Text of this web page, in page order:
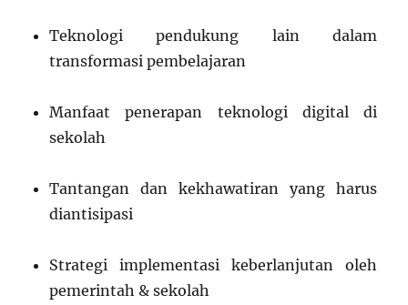
Teknologi pendukung lain dalam
transformasi pembelajaran
Manfaat penerapan teknologi digital di
sekolah
Tantangan dan kekhawatiran yang harus
diantisipasi
Strategi implementasi keberlanjutan oleh
pemerintah & sekolah